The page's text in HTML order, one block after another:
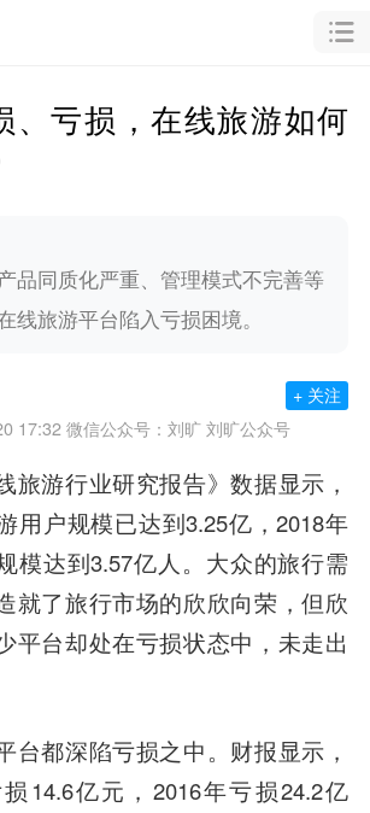
、亏损，在线旅游如何
品同质化严重、管理模式不完善等
线旅游平台陷入亏损困境。
17:32 微信公众号：刘旷 刘旷公众号
+ 关注
旅游行业研究报告》数据显示，
用户规模已达到3.25亿，2018年
模达到3.57亿人。大众的旅行需
就了旅行市场的欣欣向荣，但欣
平台却处在亏损状态中，未走出
台都深陷亏损之中。财报显示，
14.6亿元，2016年亏损24.2亿